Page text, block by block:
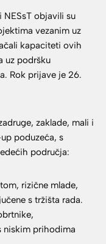
NESsT objavili su
vezanim uz
kapaciteti ovih
uz podršku
Rok prijave je 26.
zaklade, mali i
poduzeća, s
područja:
rizične mlade,
s tržišta rada.
niskim prihodima